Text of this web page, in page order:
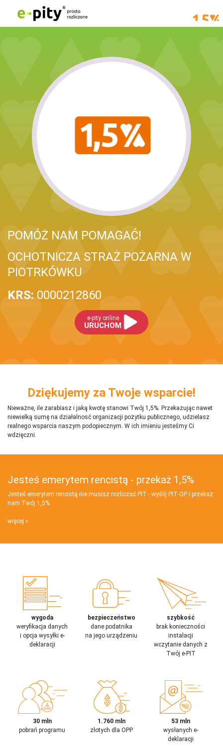
POMÓŻ NAM POMAGAĆ!
OCHOTNICZA STRAŻ POŻARNA W
PIOTRKÓWKU
KRS: 0000212860
e-pity online
URUCHOM
Dziękujemy za Twoje wsparcie!
Nieważne, ile zarabiasz i jaką kwotę stanowi Twój 1,5%. Przekazując nawet
niewielką sumę na działalnosć organizacji pożytku publicznego, udzielasz
realnego wsparcia naszym podopiecznym. W ich imieniu jesteśmy Ci
wdzięczni.
Jesteś emerytem rencistą - przekaż 1,5%
Jesteś emerytem rencistą nie musisz rozliczać PIT - wyślij PIT‑OP i przekaż
nam Twój 1,5%
więcej
wygoda
weryfikacja danych
i opcja wysyłki e-
deklaracji
bezpieczeństwo
dane podatnika
na jego urządzeniu
szybkość
brak konieczności
instalacji
wczytanie danych z
Twój e-PIT
30 mln
pobrań programu
1.760 mln
złotych dla OPP
53 mln
wysłanych e-
deklaracji